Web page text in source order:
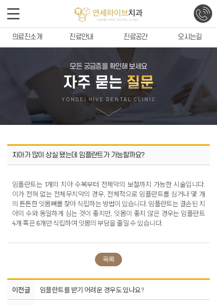
의료진소개 진료안내 진료공간 오시는길
모든 궁금증을 확인해 보세요
자주 묻는질문
YONSEI HIVE DENTAL CLINIC
치아가 많이 상실 됐는데 임플란트가 가능할까요?
임플란트는 1개의 치아 수복부터 전체악의 보철까지 가능한 시술입니다.
이가 전혀 없는 전체무치악의 경우, 전체적으로 임플란트를 심거나 몇 개
의 튼튼한 잇몸뼈를 찾아 식립하는 방법이 있습니다. 임플란트는 결손된 치
아의 수와 동일하게 심는 것이 좋지만, 잇몸이 좋지 않은 경우는 임플란트
4개 혹은 6개만 식립하여 잇몸의 부담을 줄일 수 있습니다.
목록
이전글 임플란트를 받기 어려운 경우도 있나요?